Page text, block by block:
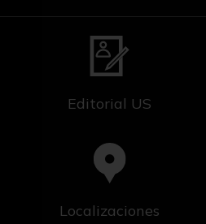
Editorial US
Localizaciones